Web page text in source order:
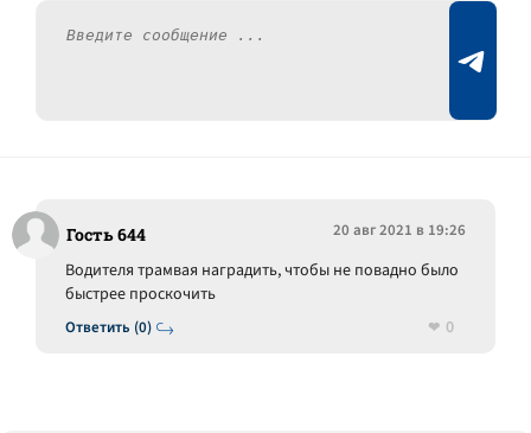
Гость 644 20 авг 2021 в 19:26
Ответить (0)
Водителя трамвая наградить, чтобы не повадно было
быстрее проскочить
0